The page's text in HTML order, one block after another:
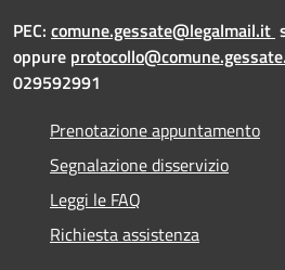
PEC: comune.gessate@legalmail.it
oppure
029592991
Prenotazione appuntamento
Segnalazione disservizio
Leggi le FAQ
Richiesta assistenza